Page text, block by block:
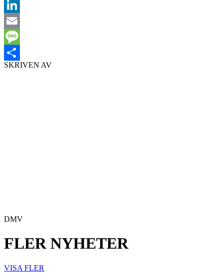
Facebook
LinkedIn
Email
Message
Dela
SKRIVEN AV
DMV
FLER NYHETER
VISA FLER